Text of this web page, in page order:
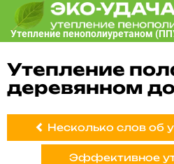
Утепление пенополиуретаном
Утепление
деревянном
Несколько слов об
Эффективное